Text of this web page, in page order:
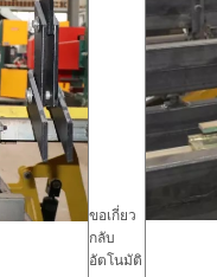
ขอเกี่ยว
กลับ
อัตโนมัติ